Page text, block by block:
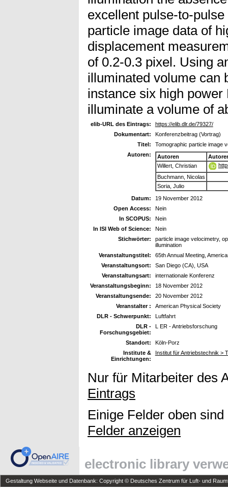
excellent pulse-to-
particle image data of
displacement
of 0.2-0.3 pixel. Using
illuminated volume can
instance six high
illuminate a volume of
elib-URL des Eintrags:
https://elib.dlr.de/79327/
Dokumentart:
Konferenzbeitrag (Vortrag)
Titel:
Tomographic particle image
Autoren:
Autoren
Willert, Christian
Buchmann, Nicolas
Soria, Julio
Datum:
19 November 2012
Open Access:
Nein
In SCOPUS:
Nein
In ISI Web of Science:
Nein
Stichwörter:
particle image velocimetry,
illumination
Veranstaltungstitel:
65th Annual Meeting,
Veranstaltungsort:
San Diego (CA), USA
Veranstaltungsart:
internationale Konferenz
Veranstaltungsbeginn:
18 November 2012
Veranstaltungsende:
20 November 2012
Veranstalter :
American Physical Society
DLR - Schwerpunkt:
Luftfahrt
DLR -
Forschungsgebiet:
L ER - Antriebsforschung
Standort:
Köln-Porz
Institute &
Einrichtungen:
Institut für Antriebstechnik >
Nur für Mitarbeiter des
Eintrags
Einige Felder oben
Felder anzeigen
electronic library
Gestaltung Webseite und Datenbank: Copyright © Deutsches Zentrum für Luft- und